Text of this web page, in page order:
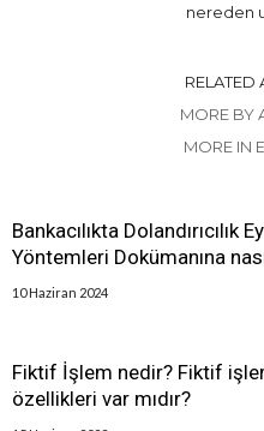
nereden
RELATED
MORE BY
MORE IN
Bankacılıkta
Yöntemleri Dokümanına
10 Haziran 2024
Fiktif İşlem nedir? Fiktif
özellikleri var mıdır?